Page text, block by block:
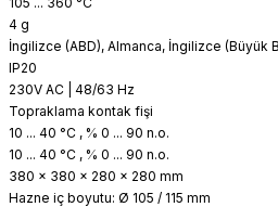
4 g
İngilizce (ABD), Almanca, İngilizce (Büyük
IP20
230V AC | 48/63 Hz
Topraklama kontak fişi
10 ... 40 °C , % 0 ... 90 n.o.
10 ... 40 °C , % 0 ... 90 n.o.
380 x 380 x 280 x 280 mm
Hazne iç boyutu: Ø 105 / 115 mm